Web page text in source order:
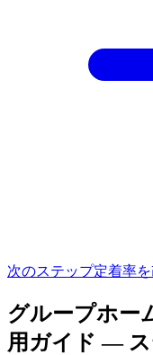
次のステップ定着率
グループホー
用ガイド — ス